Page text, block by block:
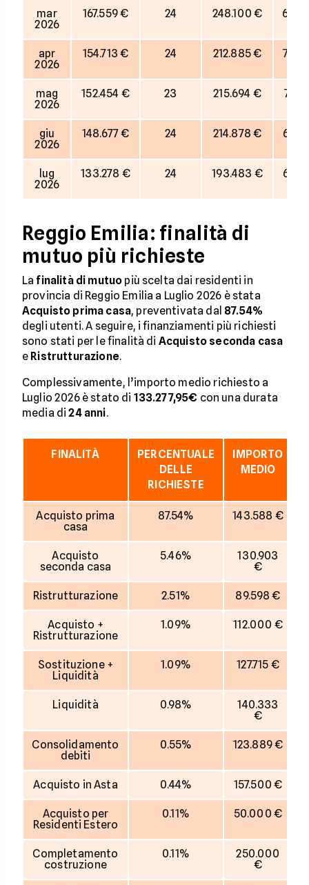
mar
2026
167.559 € 24 248.100 € 68%
apr
2026
154.713 € 24 212.885 € 73%
mag
2026
152.454 € 23 215.694 € 71%
giu
2026
148.677 € 24 214.878 € 69%
lug
2026
133.278 € 24 193.483 € 69%
Reggio Emilia: finalità di
mutuo più richieste
Lafinalità di mutuo più scelta dai residenti in
provincia di Reggio Emilia a Luglio 2026 è stata
Acquisto prima casa, preventivata dal 87.54%
degli utenti. A seguire, i finanziamenti più richiesti
sono stati per le finalità di Acquisto seconda casa
e Ristrutturazione.
Complessivamente, l’importo medio richiesto a
Luglio 2026 è stato di 133.277,95€ con una durata
media di24 anni.
FINALITÀ
PERCENTUALE
DELLE
RICHIESTE
IMPORTO
MEDIO
Acquisto prima
casa
87.54% 143.588 €
Acquisto
seconda casa
5.46%
130.903
€
Ristrutturazione 2.51% 89.598 €
Acquisto +
Ristrutturazione
1.09% 112.000 €
Sostituzione +
Liquidità
1.09% 127.715 €
Liquidità 0.98%
140.333
€
Consolidamento
debiti
0.55% 123.889 €
Acquisto in Asta 0.44% 157.500 €
Acquisto per
Residenti Estero
0.11% 50.000 €
Completamento
costruzione
0.11%
250.000
€